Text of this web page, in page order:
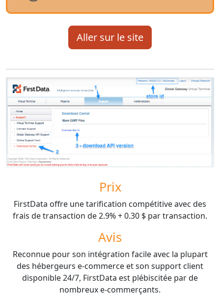
Aller sur le site
Prix
FirstData offre une tarification compétitive avec des
frais de transaction de 2.9% + 0.30 $ par transaction.
Avis
Reconnue pour son intégration facile avec la plupart
des hébergeurs e-commerce et son support client
disponible 24/7, FirstData est plébiscitée par de
nombreux e-commerçants.